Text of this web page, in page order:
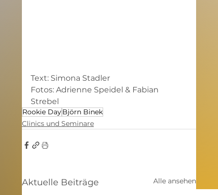
Text: Simona Stadler
Fotos: Adrienne Speidel & Fabian
Strebel
Rookie DayBjörn Binek
Clinics und Seminare
Aktuelle Beiträge Alle ansehen